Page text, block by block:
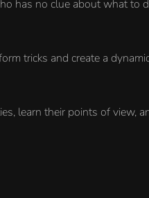
has no clue about what
tricks and create a
learn their points of